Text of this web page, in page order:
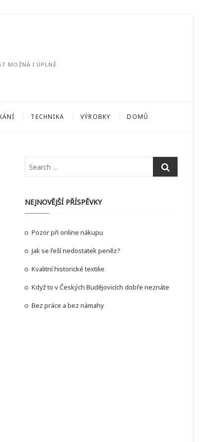
MOŽNÁ I ÚPLNĚ
TECHNIKA VÝROBKY DOMŮ
NEJNOVĚJŠÍ PŘÍSPĚVKY
Pozor při online nákupu
Jak se řeší nedostatek peněz?
Kvalitní historické textilie
Když to v Českých Budějovicích dobře neznáte
Bez práce a bez námahy